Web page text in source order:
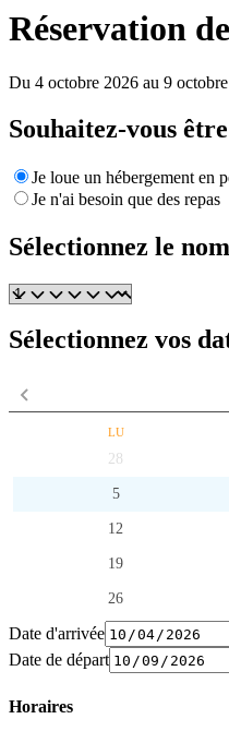
Réservation
Du 4 octobre 2026 au 9
Souhaitez-vous
Je loue un hébergement en
Je n'ai besoin que des repas
Sélectionnez le
Sélectionnez vos
LU
28
5
12
19
26
Date d'arrivée
Date de départ
Horaires